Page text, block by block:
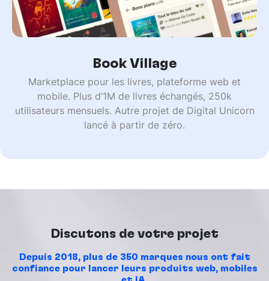
Book Village
Marketplace pour les livres, plateforme web et
mobile. Plus d’1M de livres échangés, 250k
utilisateurs mensuels. Autre projet de Digital Unicorn
lancé à partir de zéro.
Discutons de votre projet
Depuis 2018, plus de 350 marques nous ont fait
confiance pour lancer leurs produits web, mobiles